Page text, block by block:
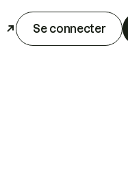
Se connecter